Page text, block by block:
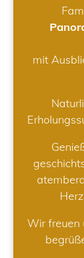
mit
Wir freuen